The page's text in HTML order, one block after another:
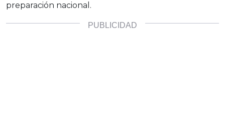
preparación nacional.